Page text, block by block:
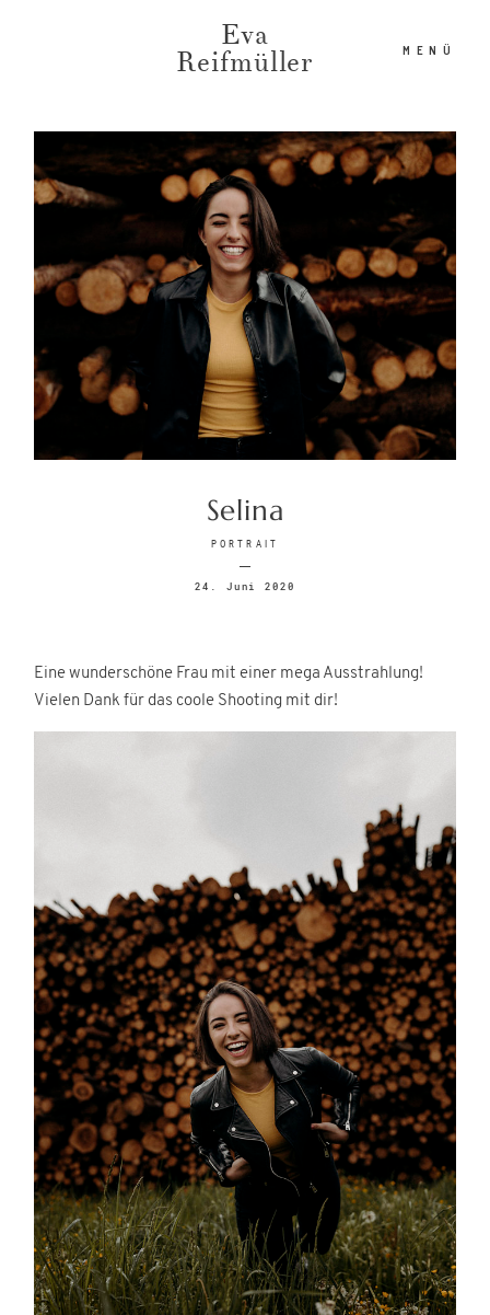
Eva
Reifmüller MENÜ
Selina
PORTRAIT
24. Juni 2020
Eine wunderschöne Frau mit einer mega Ausstrahlung!
Vielen Dank für das coole Shooting mit dir!
HOME
ÜBER MICH
AKTUELLE ARBEITEN
WORKSHOPS
ANFRAGEN
SONSTIGES
©Eva Reifmüller